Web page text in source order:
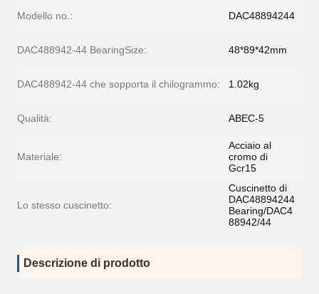
Modello no.: DAC48894244
DAC488942-44 BearingSize: 48*89*42mm
DAC488942-44 che sopporta il chilogrammo: 1.02kg
Qualità: ABEC-5
Materiale:
Acciaio al
cromo di
Gcr15
Lo stesso cuscinetto:
Cuscinetto di
DAC48894244
Bearing/DAC4
88942/44
Descrizione di prodotto